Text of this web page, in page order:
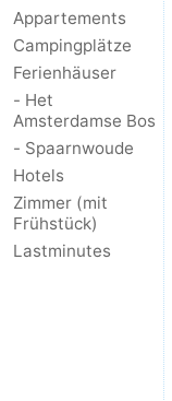
Appartements
Campingplätze
Ferienhäuser
- Het
Amsterdamse Bos
- Spaarnwoude
Hotels
Zimmer (mit
Frühstück)
Lastminutes